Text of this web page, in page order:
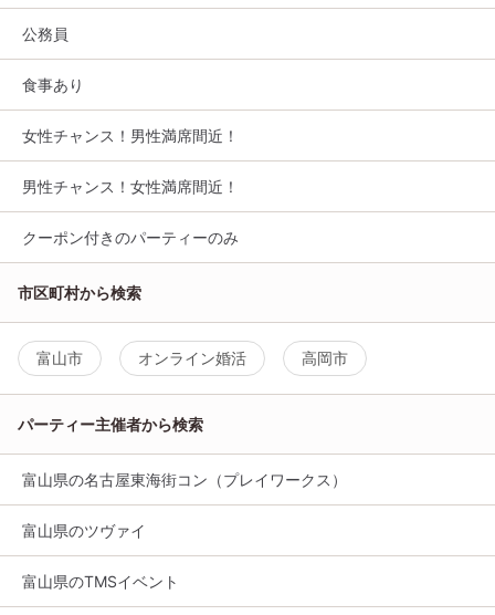
公務員
食事あり
女性チャンス！男性満席間近！
男性チャンス！女性満席間近！
クーポン付きのパーティーのみ
市区町村から検索
富山市 オンライン婚活 高岡市
パーティー主催者から検索
富山県の名古屋東海街コン（プレイワークス）
富山県のツヴァイ
富山県のTMSイベント